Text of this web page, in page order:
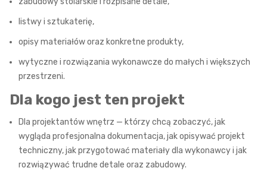
listwy i sztukaterię,
opisy materiałów oraz konkretne produkty,
wytyczne i rozwiązania wykonawcze do małych i większych
przestrzeni.
Dla kogo jest ten projekt
Dla projektantów wnętrz — którzy chcą zobaczyć, jak
wygląda profesjonalna dokumentacja, jak opisywać projekt
techniczny, jak przygotować materiały dla wykonawcy i jak
rozwiązywać trudne detale oraz zabudowy.